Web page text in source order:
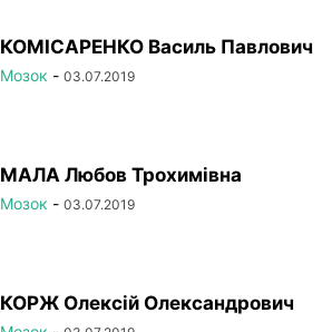
КОМІСАРЕНКО Василь Павлович
Мозок - 03.07.2019
МАЛА Любов Трохимівна
Мозок - 03.07.2019
КОРЖ Олексій Олександрович